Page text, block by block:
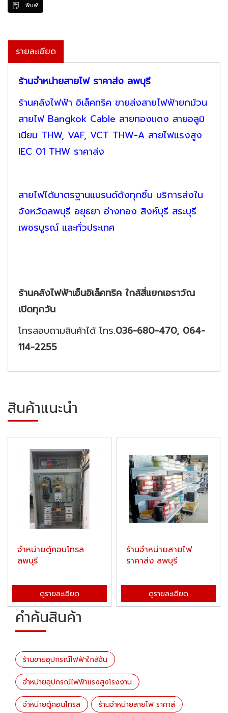
พิมพ์
รายละเอียด
ร้านจำหน่ายสายไฟ ราคาส่ง ลพบุรี
ร้านคลังไฟฟ้า อิเล็คทริค ขายส่งสายไฟฟ้ายกม้วน
สายไฟ Bangkok Cable สายทองแดง สายอลูมิ
เนียม THW, VAF, VCT THW-A สายไฟแรงสูง
IEC 01 THW ราคาส่ง
สายไฟได้มาตรฐานแบรนด์ดังทุกชิ้น บริการส่งใน
จังหวัดลพบุรี อยุธยา อ่างทอง สิงห์บุรี สระบุรี
เพชรบูรณ์ และทั่วประเทศ
ร้านคลังไฟฟ้าเอ็นอิเล็คทริค ใกล้สี่แยกเอราวัณ
เปิดทุกวัน
โทรสอบถามสินค้าได้ โทร.036-680-470, 064-
114-2255
สินค้าแนะนำ
จำหน่ายตู้คอนโทรล
ลพบุรี
ดูรายละเอียด
ร้านจำหน่ายสายไฟ
ราคาส่ง ลพบุรี
ดูรายละเอียด
คำค้นสินค้า
ร้านขายอุปกรณ์ไฟฟ้าใกล้ฉัน
จำหน่ายอุปกรณ์ไฟฟ้าแรงสูงโรงงาน
จำหน่ายตู้คอนโทรล ร้านจำหน่ายสายไฟ ราคาส่